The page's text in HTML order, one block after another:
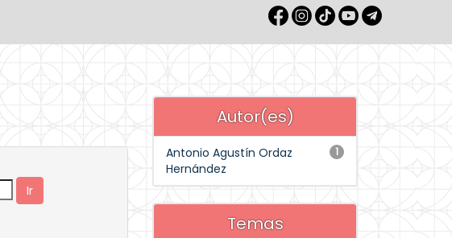
Autor(es)
1
Antonio Agustín Ordaz
Hernández
Temas